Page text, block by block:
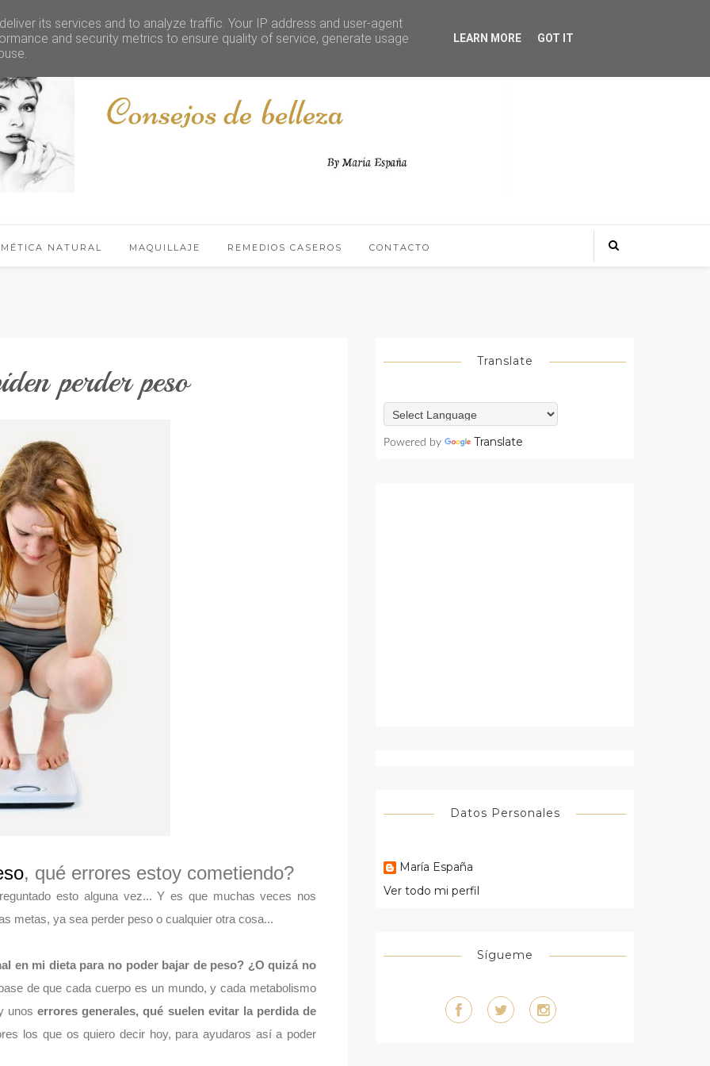
NATURAL MAQUILLAJE REMEDIOS CASEROS CONTACTO
perder peso
, qué errores estoy cometiendo?
esto alguna vez... Y es que muchas veces nos
metas, ya sea perder peso o cualquier otra cosa...
en mi dieta para no poder bajar de peso? ¿O quizá no
de que cada cuerpo es un mundo, y cada metabolismo
unoserrores generales, qué suelen evitar la perdida de
los que os quiero decir hoy, para ayudaros así a poder
Translate
Powered by Translate
Datos Personales
María España
Ver todo mi perfil
Sígueme
its services and to analyze traffic. Your IP address and user-agent
and security metrics to ensure quality of service, generate usage
LEARN MORE GOT IT